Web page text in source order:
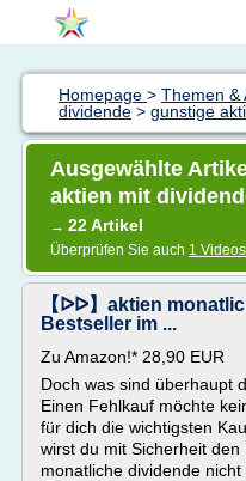
Homepage > Themen &
dividende > gunstige
Ausgewählte
aktien mit
→ 22 Artikel
Überprüfen Sie auch 1 Videos
【ᐅᐅ】aktien
Bestseller im ...
Zu Amazon!* 28,90 EUR
Doch was sind überhaupt
Einen Fehlkauf möchte
für dich die wichtigsten
wirst du mit Sicherheit
monatliche dividende